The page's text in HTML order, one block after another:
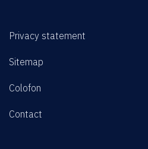
Privacy statement
Sitemap
Colofon
Contact